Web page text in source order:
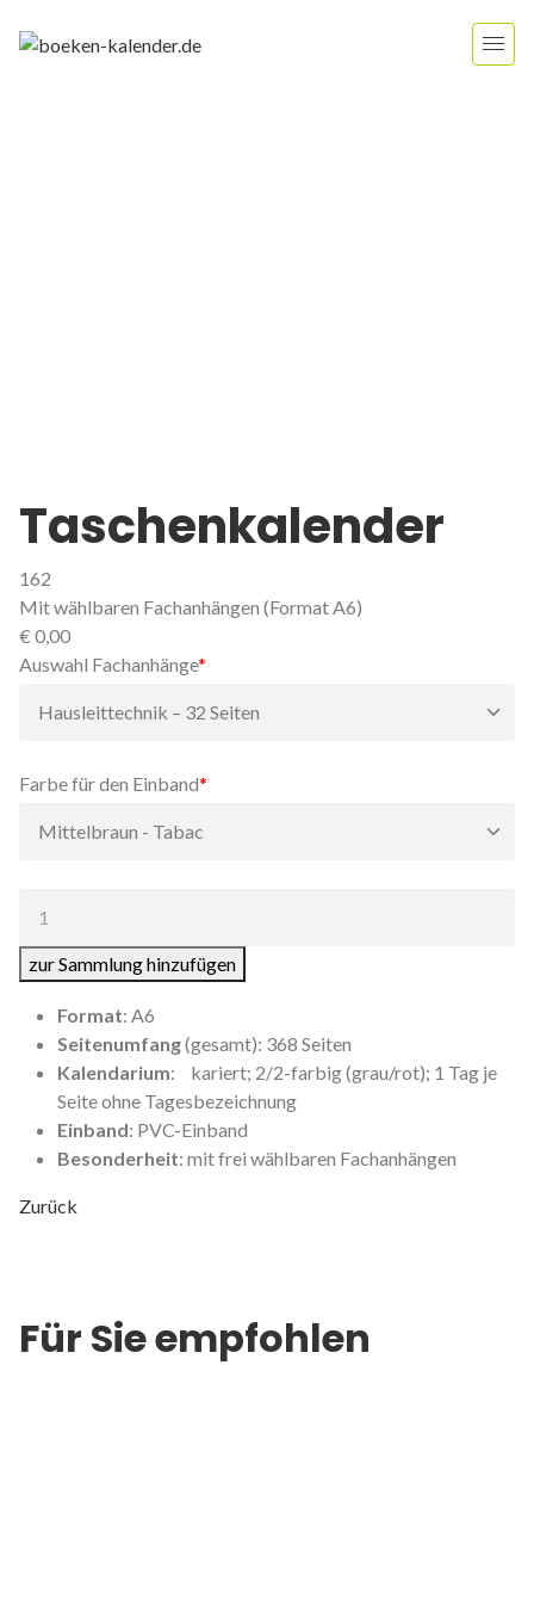
Taschenkalender
162
Mit wählbaren Fachanhängen (Format A6)
€ 0,00
Pflichtfeld
Auswahl Fachanhänge*
Pflichtfeld
Farbe für den Einband*
zur Sammlung hinzufügen
Format: A6
Seitenumfang(gesamt): 368 Seiten
Kalendarium: kariert; 2/2-farbig (grau/rot); 1 Tag je
Seite ohne Tagesbezeichnung
Einband: PVC-Einband
Besonderheit: mit frei wählbaren Fachanhängen
Zurück
Für Sie empfohlen